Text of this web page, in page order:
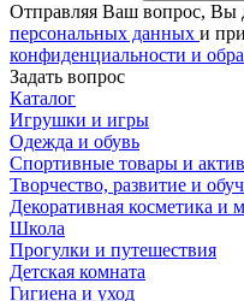
Отправляя Ваш вопрос, Вы
персональных данных и
конфиденциальности и
Задать вопрос
Каталог
Игрушки и игры
Одежда и обувь
Спортивные товары и
Творчество, развитие и
Декоративная косметика и
Школа
Прогулки и путешествия
Детская комната
Гигиена и уход